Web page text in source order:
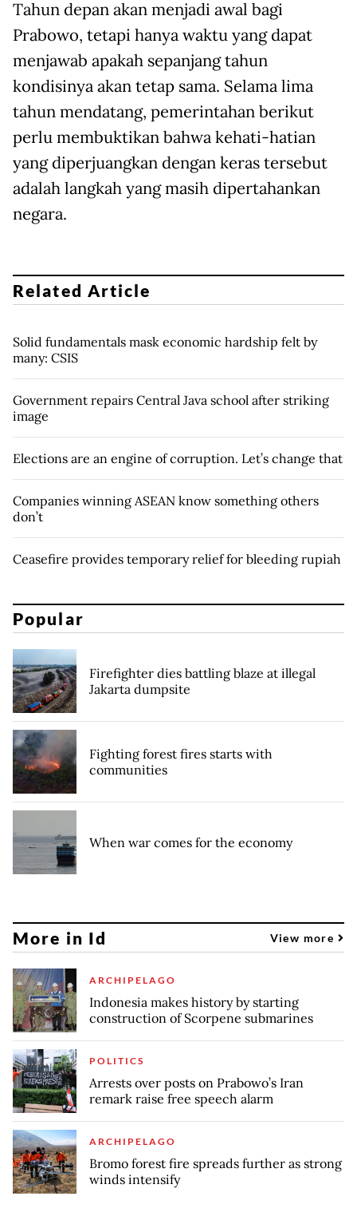
Tahun depan akan menjadi awal bagi
Prabowo, tetapi hanya waktu yang dapat
menjawab apakah sepanjang tahun
kondisinya akan tetap sama. Selama lima
tahun mendatang, pemerintahan berikut
perlu membuktikan bahwa kehati-hatian
yang diperjuangkan dengan keras tersebut
adalah langkah yang masih dipertahankan
negara.
Related Article
Solid fundamentals mask economic hardship felt by
many: CSIS
Government repairs Central Java school after striking
image
Elections are an engine of corruption. Let’s change that
Companies winning ASEAN know something others
don’t
Ceasefire provides temporary relief for bleeding rupiah
Popular
Firefighter dies battling blaze at illegal
Jakarta dumpsite
Fighting forest fires starts with
communities
When war comes for the economy
More in Id View more
ARCHIPELAGO
Indonesia makes history by starting
construction of Scorpene submarines
POLITICS
Arrests over posts on Prabowo’s Iran
remark raise free speech alarm
ARCHIPELAGO
Bromo forest fire spreads further as strong
winds intensify